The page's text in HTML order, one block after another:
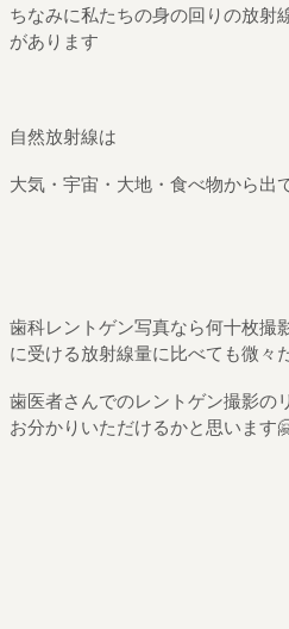
ちなみに私たちの身の回りの放射
があります
自然放射線は
大気・宇宙・大地・食べ物から出
歯科レントゲン写真なら何十枚撮
に受ける放射線量に比べても微々
歯医者さんでのレントゲン撮影の
お分かりいただけるかと思います